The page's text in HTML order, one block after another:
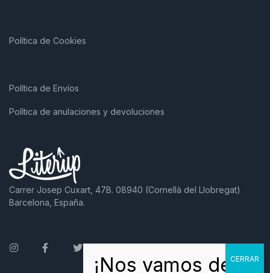
Política de Cookies
Política de Envíos
Política de anulaciones y devoluciones
Carrer Josep Cuxart, 47B. 08940 (Cornellà del Llobregat)
Barcelona, España.
InstagramFacebookTwitter